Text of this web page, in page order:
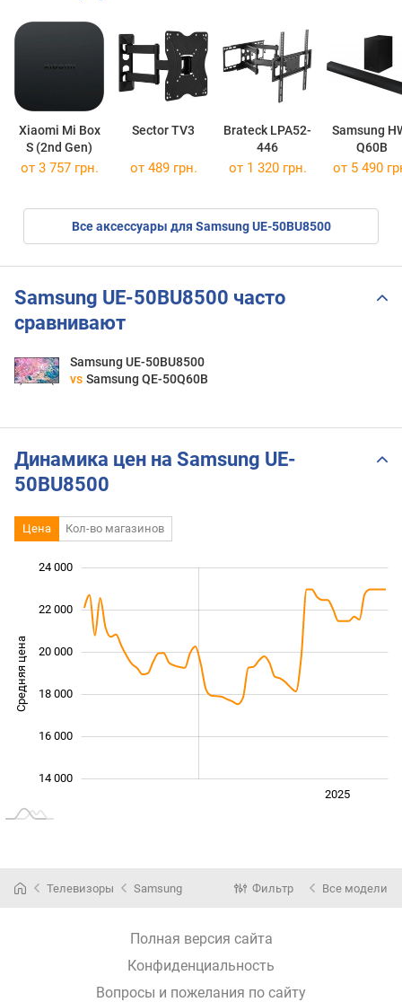
Xiaomi Mi Box
S (2nd Gen)
Sector TV3
Brateck LPA52-
446
Samsung
Q60B
от 3 757 грн. от 489 грн. от 1 320 грн. от 5 490
Все аксессуары для Samsung UE-50BU8500
Samsung UE-50BU8500 часто
сравнивают
Samsung UE-50BU8500
vs Samsung QE-50Q60B
Динамика цен на Samsung UE-
50BU8500
Цена Кол-во магазинов
Средняя цена
14 000
16 000
18 000
20 000
22 000
24 000
2025
Телевизоры Samsung Фильтр Все модели
Полная версия сайта
Конфиденциальность
Вопросы и пожелания по сайту